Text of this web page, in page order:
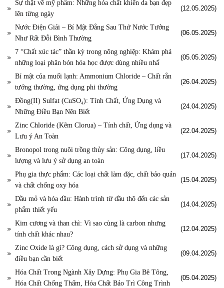
Sự thật về mỹ phẩm: Những hóa chất khiến da bạn đẹp
lên từng ngày
(12.05.2025)
Nước Điện Giải – Bí Mật Đằng Sau Thứ Nước Tưởng
Như Rất Đỗi Bình Thường
(06.05.2025)
7 “Chất xúc tác” thần kỳ trong nông nghiệp: Khám phá
những loại phân bón hóa học được dùng nhiều nhấ
(05.05.2025)
Bí mật của muối lạnh: Ammonium Chloride – Chất rắn
tưởng thường, ứng dụng phi thường
(26.04.2025)
Đồng(II) Sulfat (CuSO₄): Tính Chất, Ứng Dụng và
Những Điều Bạn Nên Biết
(24.04.2025)
Zinc Chloride (Kẽm Clorua) – Tính chất, Ứng dụng và
Lưu ý An Toàn
(22.04.2025)
Bronopol trong nuôi trồng thủy sản: Công dụng, liều
lượng và lưu ý sử dụng an toàn
(17.04.2025)
Phụ gia thực phẩm: Các loại chất làm đặc, chất bảo quản
và chất chống oxy hóa
(15.04.2025)
Dầu mỏ và hóa dầu: Hành trình từ dầu thô đến các sản
phẩm thiết yếu
(14.04.2025)
Kim cương và than chì: Vì sao cùng là carbon nhưng
tính chất khác nhau?
(12.04.2025)
Zinc Oxide là gì? Công dụng, cách sử dụng và những
điều bạn cần biết
(09.04.2025)
Hóa Chất Trong Ngành Xây Dựng: Phụ Gia Bê Tông,
Hóa Chất Chống Thấm, Hóa Chất Bảo Trì Công Trình
(05.04.2025)